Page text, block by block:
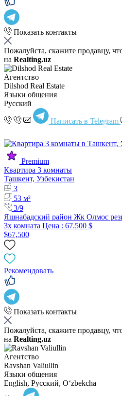
Показать контакты
Пожалуйста, скажите продавцу,
на Realting.uz
Агентство
Dilshod Real Estate
Языки общения
Русский
Написать в Telegram
Premium
Квартира 3 комнаты
Ташкент, Узбекистан
3
53 м²
3/9
Яшнабадский район Жк Олмос
3x комната Цена : 67.500 $
$67,500
Рекомендовать
Показать контакты
Пожалуйста, скажите продавцу,
на Realting.uz
Агентство
Ravshan Valiullin
Языки общения
English, Русский, Oʻzbekcha